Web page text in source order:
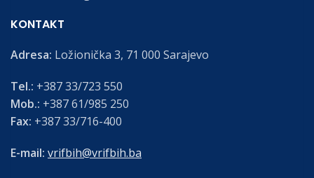
KONTAKT
Adresa: Ložionička 3, 71 000 Sarajevo
Tel.: +387 33/723 550
Mob.: +387 61/985 250
Fax: +387 33/716-400
E-mail: vrifbih@vrifbih.ba